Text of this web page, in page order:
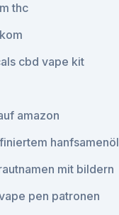
thc
cbd vape kit
amazon
hanfsamenöl
mit bildern
pen patronen